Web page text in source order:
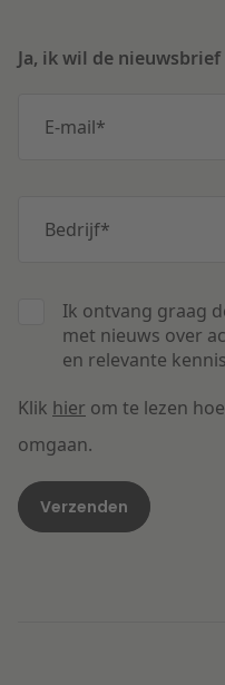
Ja, ik wil de
E-mail*
Bedrijf*
Ik ontvang graag
met nieuws over
en relevante
Klik hier om te lezen
omgaan.